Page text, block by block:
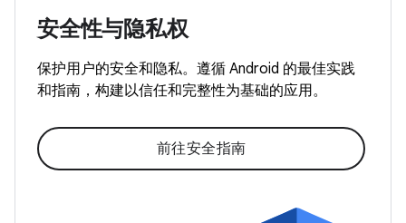
安全性与隐私权
保护用户的安全和隐私。遵循 Android 的最佳实践
和指南，构建以信任和完整性为基础的应用。
前往安全指南